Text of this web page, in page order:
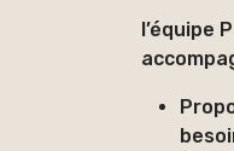
l’équipe